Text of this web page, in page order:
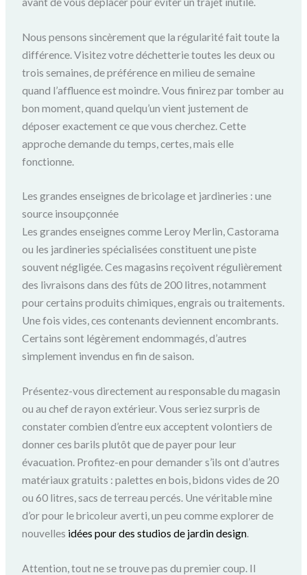
Nous pensons sincèrement que la régularité fait toute la
différence. Visitez votre déchetterie toutes les deux ou
trois semaines, de préférence en milieu de semaine
quand l’affluence est moindre. Vous finirez par tomber au
bon moment, quand quelqu’un vient justement de
déposer exactement ce que vous cherchez. Cette
approche demande du temps, certes, mais elle
fonctionne.
Les grandes enseignes de bricolage et jardineries : une
source insoupçonnée
Les grandes enseignes comme Leroy Merlin, Castorama
ou les jardineries spécialisées constituent une piste
souvent négligée. Ces magasins reçoivent régulièrement
des livraisons dans des fûts de 200 litres, notamment
pour certains produits chimiques, engrais ou traitements.
Une fois vides, ces contenants deviennent encombrants.
Certains sont légèrement endommagés, d’autres
simplement invendus en fin de saison.
Présentez-vous directement au responsable du magasin
ou au chef de rayon extérieur. Vous seriez surpris de
constater combien d’entre eux acceptent volontiers de
donner ces barils plutôt que de payer pour leur
évacuation. Profitez-en pour demander s’ils ont d’autres
matériaux gratuits : palettes en bois, bidons vides de 20
ou 60 litres, sacs de terreau percés. Une véritable mine
d’or pour le bricoleur averti, un peu comme explorer de
nouvelles idées pour des studios de jardin design.
Attention, tout ne se trouve pas du premier coup. Il